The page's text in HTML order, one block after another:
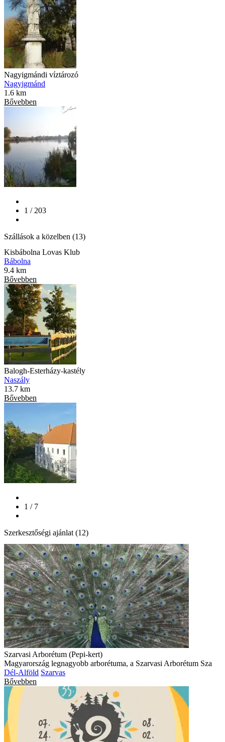
Nagyigmándi víztározó
Nagyigmánd
1.6 km
Bővebben
1 / 203
Szállások a közelben (13)
Kisbábolna Lovas Klub
Bábolna
9.4 km
Bővebben
Balogh-Esterházy-kastély
Naszály
13.7 km
Bővebben
1 / 7
Szerkesztőségi ajánlat (12)
Szarvasi Arborétum (Pepi-kert)
Magyarország legnagyobb arborétuma, a Szarvasi Arborétum Sza
Dél-Alföld Szarvas
Bővebben